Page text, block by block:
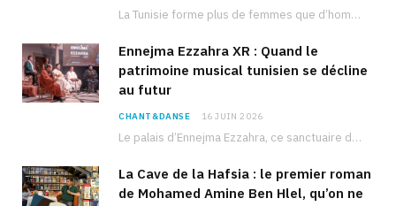
La Tunisie forme plus de femmes que d’hommes dans les filières scientifiques. Pourtant, pour beaucoup…
Ennejma Ezzahra XR : Quand le
patrimoine musical tunisien se décline
au futur
CHANT&DANSE 16 JUIN 2026
Le palais d’Ennejma Ezzahra, ce sanctuaire de la musique tunisienne et méditerranéenne construit par le…
La Cave de la Hafsia : le premier roman
de Mohamed Amine Ben Hlel, qu’on ne